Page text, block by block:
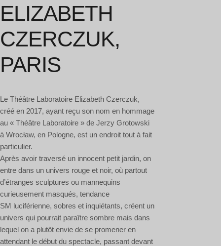
ELIZABETH
CZERCZUK,
PARIS
Le Théâtre Laboratoire Elizabeth Czerczuk,
créé en 2017, ayant reçu son nom en hommage
au « Théâtre Laboratoire » de Jerzy Grotowski
à Wrocław, en Pologne, est un endroit tout à fait
particulier.
Après avoir traversé un innocent petit jardin, on
entre dans un univers rouge et noir, où partout
d’étranges sculptures ou mannequins
curieusement masqués, tendance
SM luciférienne, sobres et inquiétants, créent un
univers qui pourrait paraître sombre mais dans
lequel on a plutôt envie de se promener en
attendant le début du spectacle, passant devant